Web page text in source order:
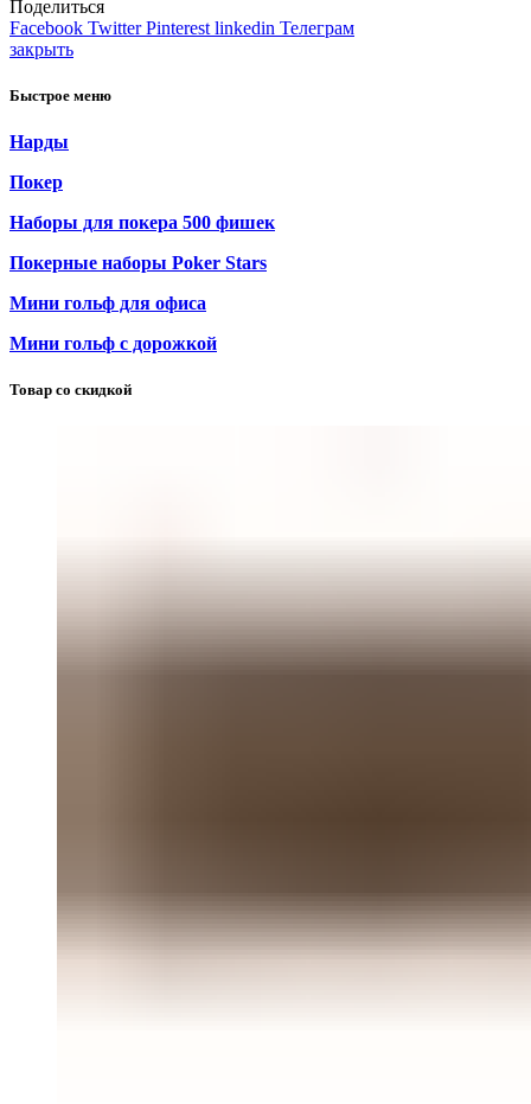
Поделиться
Facebook Twitter Pinterest linkedin Телеграм
закрыть
Быстрое меню
Нарды
Покер
Наборы для покера 500 фишек
Покерные наборы Poker Stars
Мини гольф для офиса
Мини гольф с дорожкой
Товар со скидкой